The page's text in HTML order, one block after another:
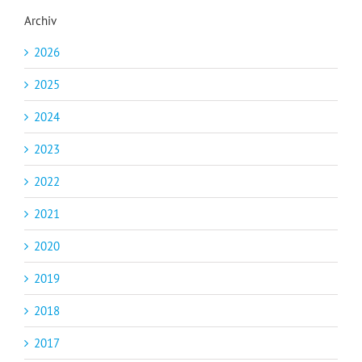
Archiv
2026
2025
2024
2023
2022
2021
2020
2019
2018
2017